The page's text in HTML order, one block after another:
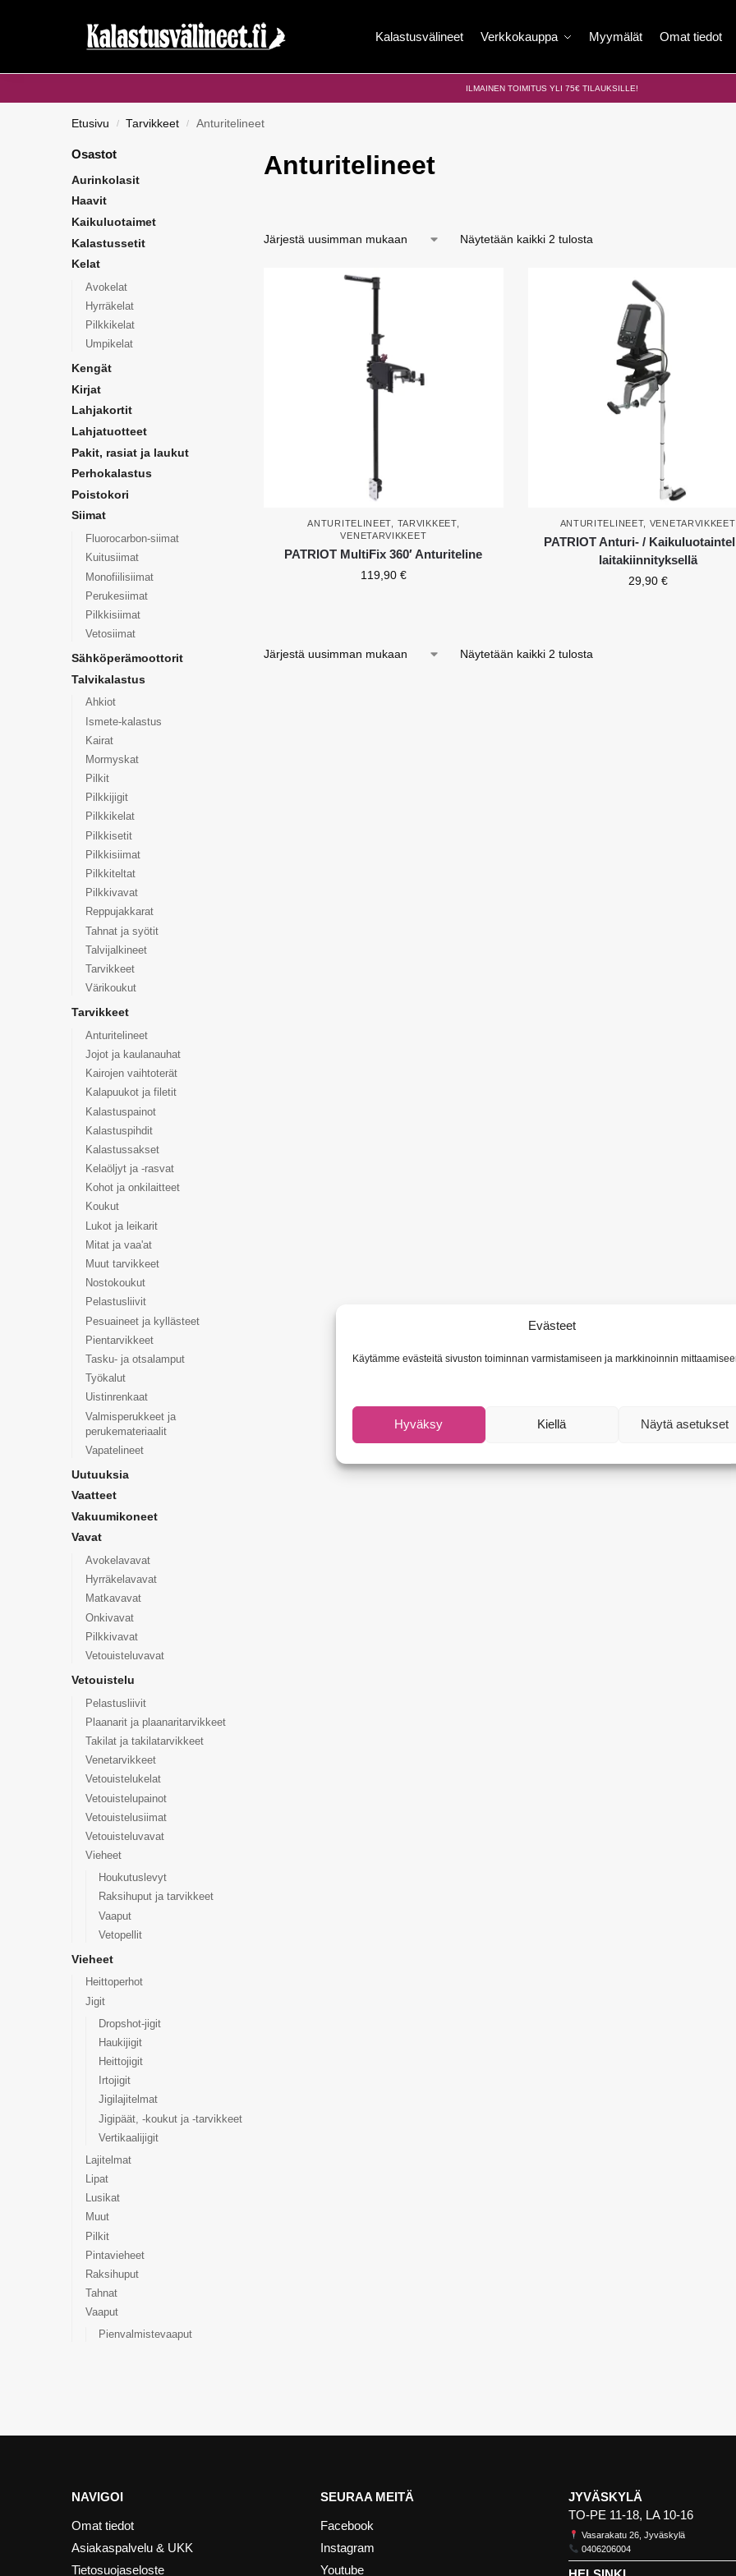
Evästeet
Käytämme evästeitä sivuston toiminnan varmistamiseen ja markkinoinnin
Hyväksy Kiellä Näytä asetukset
Kalastusvälineet Verkkokauppa Myymälät Omat tiedot
ILMAINEN TOIMITUS YLI 75€ TILAUKSILLE!
Etusivu / Tarvikkeet / Anturitelineet
Anturitelineet
Näytetään kaikki 2 tulosta
ANTURITELINEET TARVIKKEET,
VENETARVIKKEET
PATRIOT MultiFix 360′ Anturiteline
119,90 €
ANTURITELINEET, VENETARVIKKEET
PATRIOT Anturi- /
laitakiinnityksellä
29,90 €
Näytetään kaikki 2 tulosta
Osastot
Aurinkolasit
Haavit
Kaikuluotaimet
Kalastussetit
Kelat
Avokelat
Hyrräkelat
Pilkkikelat
Umpikelat
Kengät
Kirjat
Lahjakortit
Lahjatuotteet
Pakit, rasiat ja laukut
Perhokalastus
Poistokori
Siimat
Fluorocarbon-siimat
Kuitusiimat
Monofiilisiimat
Perukesiimat
Pilkkisiimat
Vetosiimat
Sähköperämoottorit
Talvikalastus
Ahkiot
Ismete-kalastus
Kairat
Mormyskat
Pilkit
Pilkkijigit
Pilkkikelat
Pilkkisetit
Pilkkisiimat
Pilkkiteltat
Pilkkivavat
Reppujakkarat
Tahnat ja syötit
Talvijalkineet
Tarvikkeet
Värikoukut
Tarvikkeet
Anturitelineet
Jojot ja kaulanauhat
Kairojen vaihtoterät
Kalapuukot ja filetit
Kalastuspainot
Kalastuspihdit
Kalastussakset
Kelaöljyt ja -rasvat
Kohot ja onkilaitteet
Koukut
Lukot ja leikarit
Mitat ja vaa'at
Muut tarvikkeet
Nostokoukut
Pelastusliivit
Pesuaineet ja kyllästeet
Pientarvikkeet
Tasku- ja otsalamput
Työkalut
Uistinrenkaat
Valmisperukkeet ja
perukemateriaalit
Vapatelineet
Uutuuksia
Vaatteet
Vakuumikoneet
Vavat
Avokelavavat
Hyrräkelavavat
Matkavavat
Onkivavat
Pilkkivavat
Vetouisteluvavat
Vetouistelu
Pelastusliivit
Plaanarit ja plaanaritarvikkeet
Takilat ja takilatarvikkeet
Venetarvikkeet
Vetouistelukelat
Vetouistelupainot
Vetouistelusiimat
Vetouisteluvavat
Vieheet
Houkutuslevyt
Raksihuput ja tarvikkeet
Vaaput
Vetopellit
Vieheet
Heittoperhot
Jigit
Dropshot-jigit
Haukijigit
Heittojigit
Irtojigit
Jigilajitelmat
Jigipäät, -koukut ja -tarvikkeet
Vertikaalijigit
Lajitelmat
Lipat
Lusikat
Muut
Pilkit
Pintavieheet
Raksihuput
Tahnat
Vaaput
Pienvalmistevaaput
NAVIGOI
Omat tiedot
Asiakaspalvelu & UKK
Tietosuojaseloste
SEURAA MEITÄ
Facebook
Instagram
Youtube
JYVÄSKYLÄ
TO-PE 11-18, LA 10-16
Vasarakatu 26, Jyväskylä
0406206004